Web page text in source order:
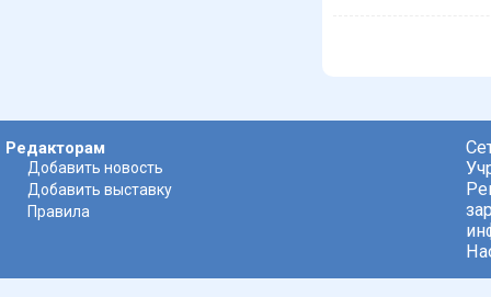
Редакторам
Добавить новость
Добавить выставку
Правила